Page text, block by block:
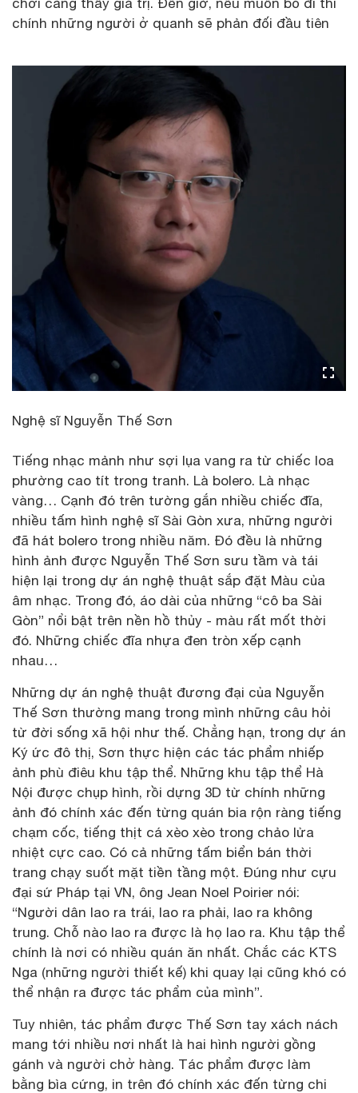
chính những người ở quanh sẽ phản đối đầu tiên
Nghệ sĩ Nguyễn Thế Sơn
Tiếng nhạc mảnh như sợi lụa vang ra từ chiếc loa
phường cao tít trong tranh. Là bolero. Là nhạc
vàng… Cạnh đó trên tường gắn nhiều chiếc đĩa,
nhiều tấm hình nghệ sĩ Sài Gòn xưa, những người
đã hát bolero trong nhiều năm. Đó đều là những
hình ảnh được Nguyễn Thế Sơn sưu tầm và tái
hiện lại trong dự án nghệ thuật sắp đặt Màu của
âm nhạc. Trong đó, áo dài của những “cô ba Sài
Gòn” nổi bật trên nền hồ thủy - màu rất mốt thời
đó. Những chiếc đĩa nhựa đen tròn xếp cạnh
nhau…
Những dự án nghệ thuật đương đại của Nguyễn
Thế Sơn thường mang trong mình những câu hỏi
từ đời sống xã hội như thế. Chẳng hạn, trong dự án
Ký ức đô thị, Sơn thực hiện các tác phẩm nhiếp
ảnh phù điêu khu tập thể. Những khu tập thể Hà
Nội được chụp hình, rồi dựng 3D từ chính những
ảnh đó chính xác đến từng quán bia rộn ràng tiếng
chạm cốc, tiếng thịt cá xèo xèo trong chảo lửa
nhiệt cực cao. Có cả những tấm biển bán thời
trang chạy suốt mặt tiền tầng một. Đúng như cựu
đại sứ Pháp tại VN, ông Jean Noel Poirier nói:
“Người dân lao ra trái, lao ra phải, lao ra không
trung. Chỗ nào lao ra được là họ lao ra. Khu tập thể
chính là nơi có nhiều quán ăn nhất. Chắc các KTS
Nga (những người thiết kế) khi quay lại cũng khó có
thể nhận ra được tác phẩm của mình”.
Tuy nhiên, tác phẩm được Thế Sơn tay xách nách
mang tới nhiều nơi nhất là hai hình người gồng
gánh và người chở hàng. Tác phẩm được làm
bằng bìa cứng, in trên đó chính xác đến từng chi